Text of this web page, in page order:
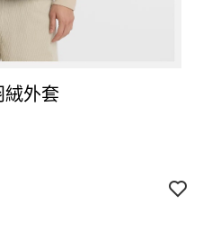
絨外套